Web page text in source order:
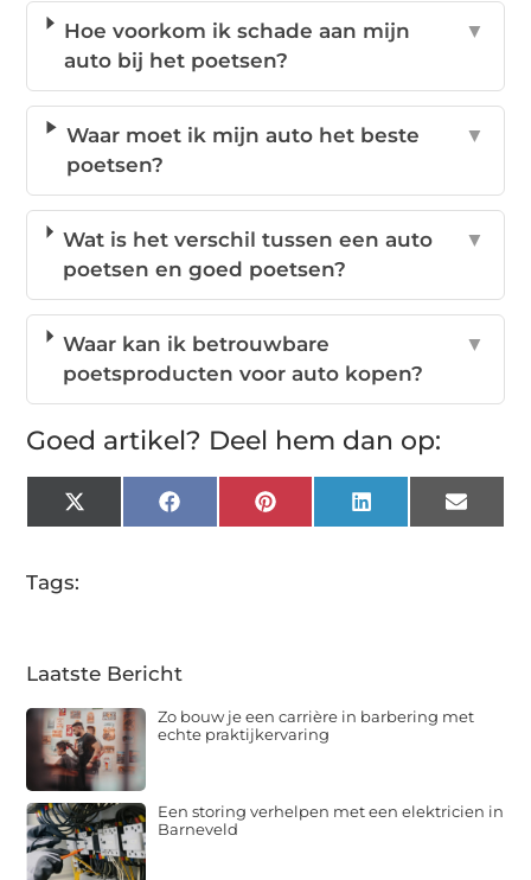
Hoe voorkom ik schade aan mijn
auto bij het poetsen?
▼
Waar moet ik mijn auto het beste
poetsen?
▼
Wat is het verschil tussen een auto
poetsen en goed poetsen?
▼
Waar kan ik betrouwbare
poetsproducten voor auto kopen?
▼
Goed artikel? Deel hem dan op:
X
(Twitter)
FacebookPinterestLinkedInEmail
Tags:
Laatste Bericht
Zo bouw je een carrière in barbering met
echte praktijkervaring
Een storing verhelpen met een elektricien in
Barneveld